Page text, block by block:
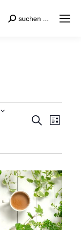
Search:
suchen ...
und
Suche
Liste